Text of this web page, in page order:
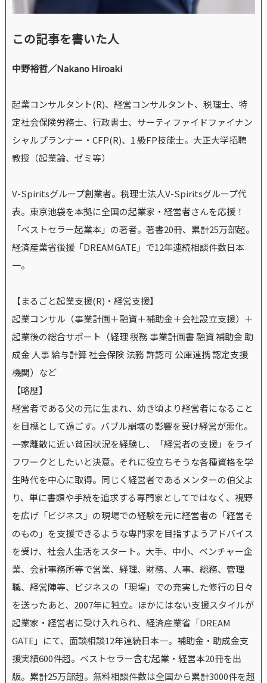
この記事を書いた人
中野裕哲／Nakano Hiroaki
起業コンサルタント(R)、経営コンサルタント、税理士、特
定社会保険労務士、行政書士、サーティファイドファイナン
シャルプランナー・CFP(R)、1 級FP技能士。大正大学招聘
教授（起業論、ゼミ等）
V-Spiritsグループ創業者。税理士法人V-Spiritsグループ代
表。東京池袋を本拠に全国の起業家・経営者さんを応援！
「ベストセラー起業本」の著者。著書20冊、累計25万部超。
経済産業省後援「DREAMGATE」で12年連続相談件数日本
一。
【まるごと起業支援(R)・経営支援】
起業コンサル（事業計画＋融資＋補助金＋会社設立支援）＋
起業後の総合サポート（経理 税務 事業計画書 融資 補助金 助
成金 人事 給与計算 社会保険 法務 許認可 公庫連携 認定支援
機関）など
【略歴】
経営者である父の元に生まれ、幼き頃より経営者になること
を目標として過ごす。バブル崩壊の影響を受け経営が悪化。
一家離散に近い貧困状況を経験し、「経営者の支援」をライ
フワークとしたいと決意。それに役立ちそうな各種資格を学
生時代を中心に取得。同じく経営者であるメンターの伯父よ
り、単に書類や手続を追求する専門家としてではなく、視野
を広げ「ビジネス」の現場での経験を元に経営者の「経営そ
のもの」を支援できるような専門家を目指すようアドバイス
を受け、社会人生活をスタート。大手、中小、ベンチャー企
業、会計事務所等で営業、経理、財務、人事、総務、管理
職、経営陣等、ビジネスの「現場」での充実した修行の日々
を送ったあと、2007年に独立。ほかにはない支援スタイルが
起業家・経営者に受け入れられ、経済産業省「DREAM
GATE」にて、面談相談12年連続日本一。補助金・助成金支
援実績600件超。ベストセラー含む起業・経営本20冊を出
版。累計25万部超。無料相談件数は全国から累計3000件を超